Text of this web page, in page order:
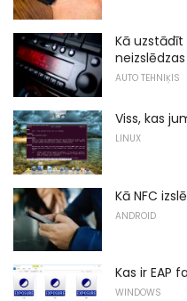
Kā
neizslēdzas
AUTO TEHNIĶIS
Viss, kas
LINUX
Kā NFC
ANDROID
Kas ir EAP
WINDOWS